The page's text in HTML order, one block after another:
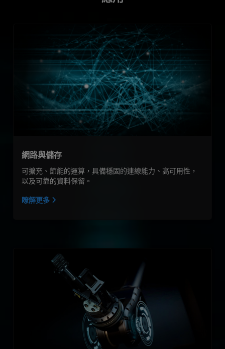
網路與儲存
可擴充、節能的運算，具備穩固的連線能力、高可用性，
以及可靠的資料保留。
瞭解更多